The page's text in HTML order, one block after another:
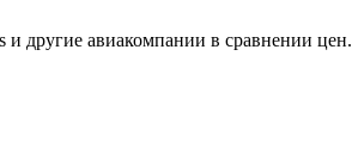
и другие авиакомпании в сравнении цен.